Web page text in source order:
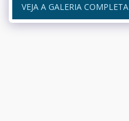
VEJA A GALERIA COMPLETA